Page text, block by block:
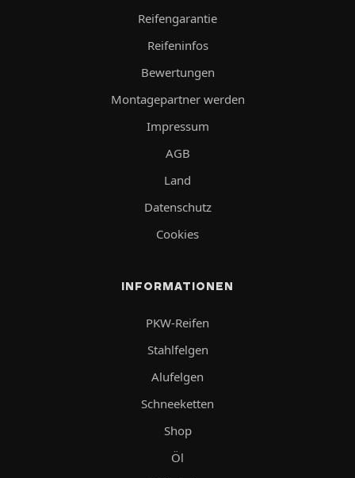
Reifengarantie
Reifeninfos
Bewertungen
Montagepartner werden
Impressum
AGB
Land
Datenschutz
Cookies
INFORMATIONEN
PKW-Reifen
Stahlfelgen
Alufelgen
Schneeketten
Shop
Öl